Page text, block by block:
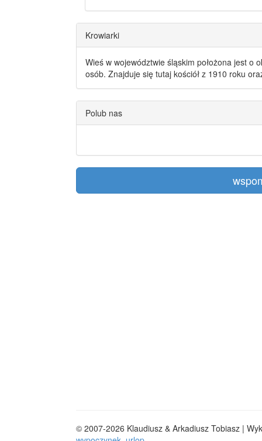
Krowiarki
Wieś w województwie śląskim położona jest o
osób. Znajduje się tutaj kościół z 1910 roku
Polub nas
© 2007-2026 Klaudiusz & Arkadiusz Tobiasz |